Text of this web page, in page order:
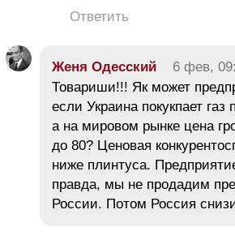
Ответить
Женя Одесский 6 фев,
Товариши!!! Як может
если Украина покукпает газ
а на мировом рынке цена
до 80? Ценовая
ниже плинтуса.
правда, мы не продадим
России. Потом Россия